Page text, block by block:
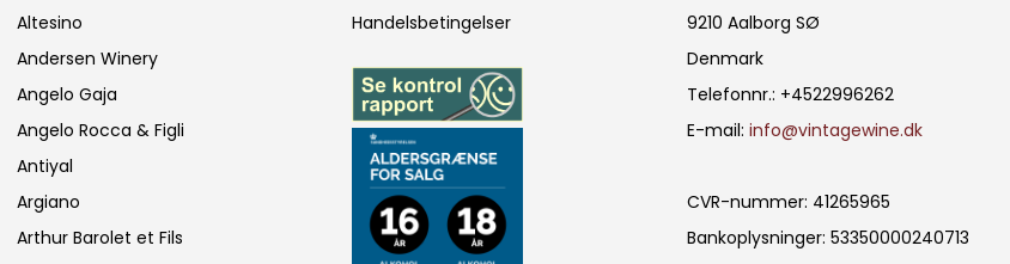
Altesino
Andersen Winery
Angelo Gaja
Angelo Rocca & Figli
Antiyal
Argiano
Arthur Barolet et Fils
Handelsbetingelser
9210 Aalborg SØ
Denmark
Telefonnr.: +4522996262
E-mail: info@vintagewine.dk
CVR-nummer: 41265965
Bankoplysninger: 53350000240713